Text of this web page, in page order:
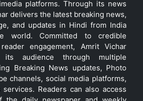
platforms. Through its news
delivers the latest breaking news,
and updates in Hindi from India
world. Committed to credible
engagement, Amrit Vichar
its audience through multiple
Breaking News updates, Photo
channels, social media platforms,
Readers can also access